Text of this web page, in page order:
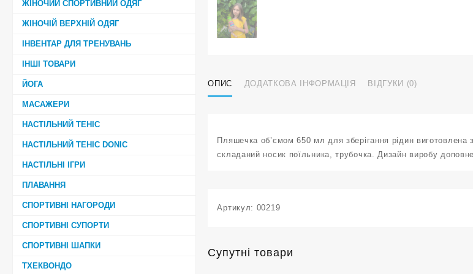
ЖІНОЧИЙ СПОРТИВНИЙ ОДЯГ
ЖІНОЧІЙ ВЕРХНІЙ ОДЯГ
ІНВЕНТАР ДЛЯ ТРЕНУВАНЬ
ІНШІ ТОВАРИ
ЙОГА
МАСАЖЕРИ
НАСТІЛЬНИЙ ТЕНІС
НАСТІЛЬНИЙ ТЕНІС DONIC
НАСТІЛЬНІ ІГРИ
ПЛАВАННЯ
СПОРТИВНІ НАГОРОДИ
СПОРТИВНІ СУПОРТИ
СПОРТИВНІ ШАПКИ
ТХЕКВОНДО
ОПИС ДОДАТКОВА ІНФОРМАЦІЯ ВІДГУКИ (0)
Пляшечка об’ємом 650 мл для зберігання рідин виготовлена
складаний носик поїльника, трубочка. Дизайн виробу
Артикул: 00219
Супутні товари